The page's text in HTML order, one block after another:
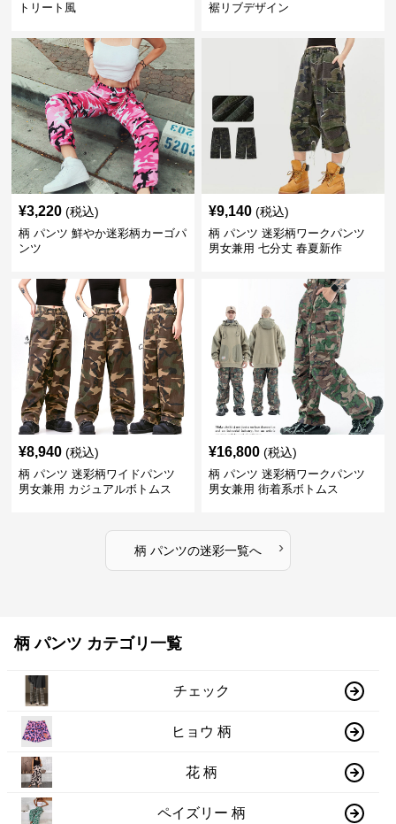
トリート風
裾リブデザイン
¥3,220 (税込)
柄 パンツ 鮮やか迷彩柄カーゴパ
ンツ
¥9,140 (税込)
柄 パンツ 迷彩柄ワークパンツ
男女兼用 七分丈 春夏新作
¥8,940 (税込)
柄 パンツ 迷彩柄ワイドパンツ
男女兼用 カジュアルボトムス
¥16,800 (税込)
柄 パンツ 迷彩柄ワークパンツ
男女兼用 街着系ボトムス
柄 パンツの迷彩一覧へ ›
柄 パンツ カテゴリ一覧
チェック
ヒョウ 柄
花 柄
ペイズリー 柄